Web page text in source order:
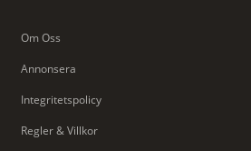
Om Oss
Annonsera
Integritetspolicy
Regler & Villkor